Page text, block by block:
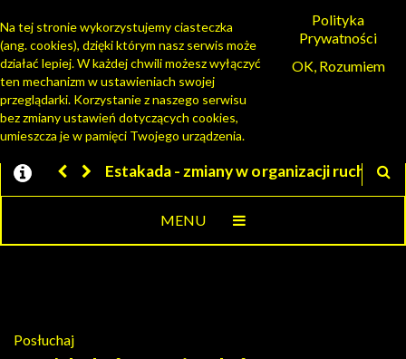
PORTAL MIESZKAŃCA
- zmiany w organizacji ruchuJesteśmy w EZD
MENU
Posłuchaj
Polityka
Prywatności
OK, Rozumiem
Na tej stronie wykorzystujemy ciasteczka
(ang. cookies), dzięki którym nasz serwis może
działać lepiej. W każdej chwili możesz wyłączyć
ten mechanizm w ustawieniach swojej
przeglądarki. Korzystanie z naszego serwisu
bez zmiany ustawień dotyczących cookies,
umieszcza je w pamięci Twojego urządzenia.